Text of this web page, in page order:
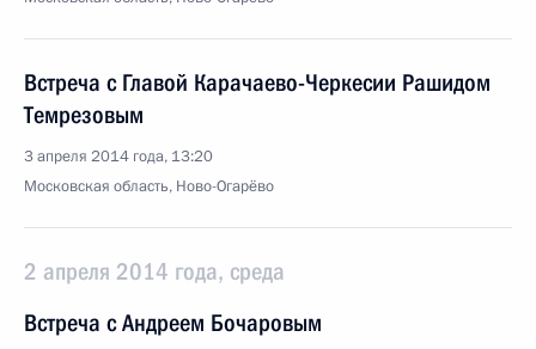
Встреча с Главой Карачаево-Черкесии Рашидом
Темрезовым
3 апреля 2014 года, 13:20
Московская область, Ново-Огарёво
2 апреля 2014 года, среда
Встреча с Андреем Бочаровым